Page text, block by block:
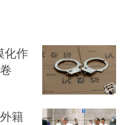
化作
籍